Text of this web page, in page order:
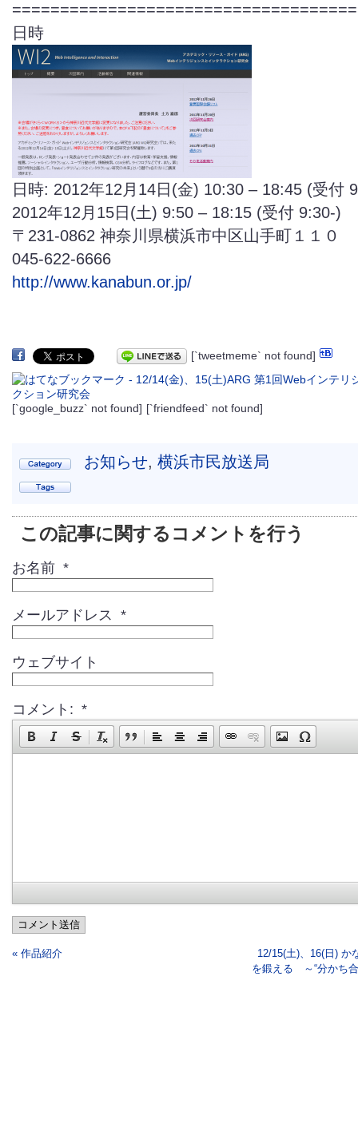
日時
日時: 2012年12月14日(金) 10:30 – 18:45 (受付
2012年12月15日(土) 9:50 – 18:15 (受付 9:30-)
〒231-0862 神奈川県横浜市中区山手町１１０
045-622-6666
http://www.kanabun.or.jp/
[`tweetmeme` not found]
[`google_buzz` not found] [`friendfeed` not found]
お知らせ, 横浜市民放送局
この記事に関するコメントを行う
お名前 *
メールアドレス *
ウェブサイト
コメント: *
コメント送信
« 作品紹介
12/15(土)、16(日)
を鍛える ～“分かち